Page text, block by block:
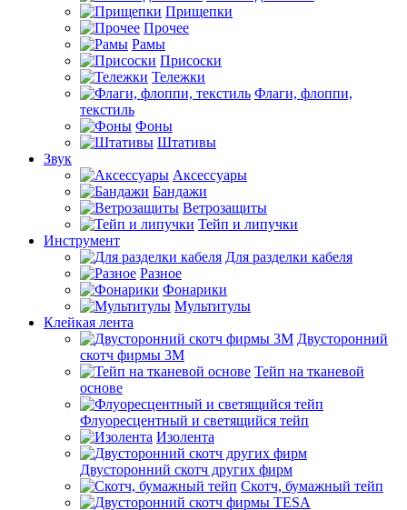
Прищепки
Прочее
Рамы
Присоски
Тележки
Флаги, флоппи,
текстиль
Фоны
Штативы
Звук
Аксессуары
Бандажи
Ветрозащиты
Тейп и липучки
Инструмент
Для разделки кабеля
Разное
Фонарики
Мультитулы
Клейкая лента
Двусторонний
скотч фирмы 3M
Тейп на тканевой
основе
Флуоресцентный и светящийся тейп
Изолента
Двусторонний скотч других фирм
Скотч, бумажный тейп